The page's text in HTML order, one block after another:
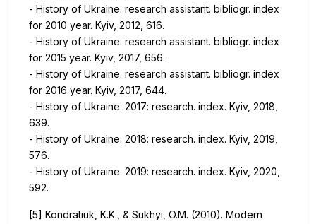
- History of Ukraine: research assistant. bibliogr. index
for 2010 year. Kyiv, 2012, 616.
- History of Ukraine: research assistant. bibliogr. index
for 2015 year. Kyiv, 2017, 656.
- History of Ukraine: research assistant. bibliogr. index
for 2016 year. Kyiv, 2017, 644.
- History of Ukraine. 2017: research. index. Kyiv, 2018,
639.
- History of Ukraine. 2018: research. index. Kyiv, 2019,
576.
- History of Ukraine. 2019: research. index. Kyiv, 2020,
592.
[5] Kondratiuk, K.K., & Sukhyi, O.M. (2010). Modern